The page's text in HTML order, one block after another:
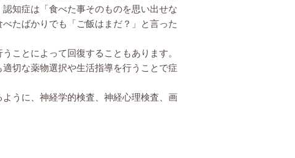
知症は「食べた事そのものを思い出せな
たばかりでも「ご飯はまだ？」と言った
ことによって回復することもあります。
切な薬物選択や生活指導を行うことで症
うに、神経学的検査、神経心理検査、画